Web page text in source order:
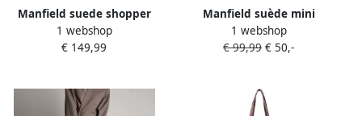
Manfield suede shopper
met studs bruin
1 webshop
€ 149,99
Manfield suède mini
handtas roze
1 webshop
€ 99,99 € 50,-